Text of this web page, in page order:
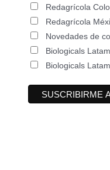
Redagrícola
Redagrícola
Novedades de
Biologicals
Biologicals